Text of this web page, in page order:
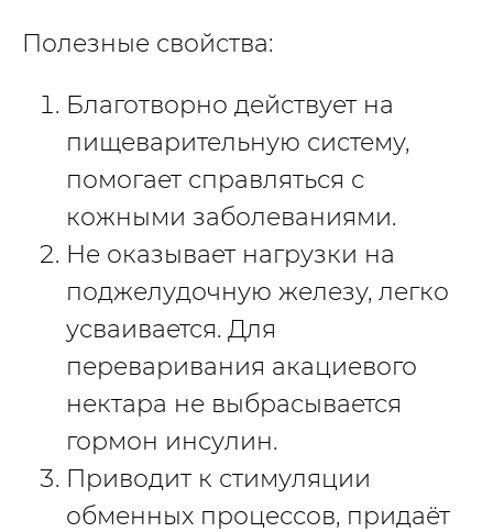
Полезные свойства:
Благотворно действует на
пищеварительную систему,
помогает справляться с
кожными заболеваниями.
Не оказывает нагрузки на
поджелудочную железу, легко
усваивается. Для
переваривания акациевого
нектара не выбрасывается
гормон инсулин.
Приводит к стимуляции
обменных процессов, придаёт